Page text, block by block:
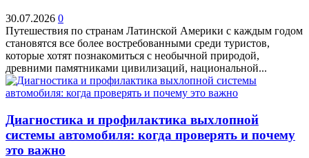
30.07.2026 0
Путешествия по странам Латинской Америки с каждым годом
становятся все более востребованными среди туристов,
которые хотят познакомиться с необычной природой,
древними памятниками цивилизаций, национальной...
Диагностика и профилактика выхлопной
системы автомобиля: когда проверять и почему
это важно